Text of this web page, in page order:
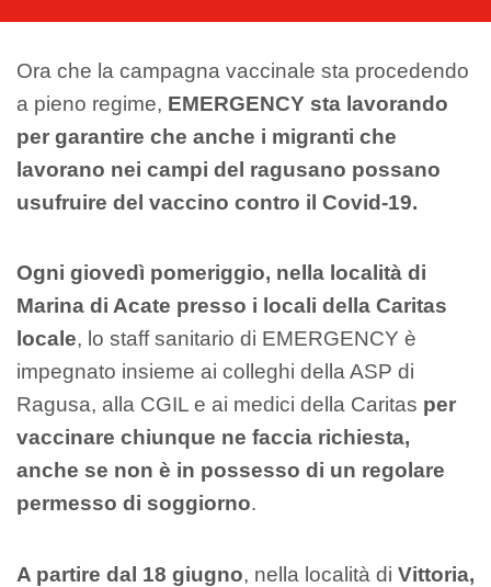
Ora che la campagna vaccinale sta procedendo
a pieno regime, EMERGENCY sta lavorando
per garantire che anche i migranti che
lavorano nei campi del ragusano possano
usufruire del vaccino contro il Covid-19.
Ogni giovedì pomeriggio, nella località di
Marina di Acate presso i locali della Caritas
locale, lo staff sanitario di EMERGENCY è
impegnato insieme ai colleghi della ASP di
Ragusa, alla CGIL e ai medici della Caritas per
vaccinare chiunque ne faccia richiesta,
anche se non è in possesso di un regolare
permesso di soggiorno.
A partire dal 18 giugno, nella località di Vittoria,